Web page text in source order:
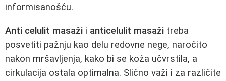
informisanošću.
Anti celulit masaži i anticelulit masaži treba
posvetiti pažnju kao delu redovne nege, naročito
nakon mršavljenja, kako bi se koža učvrstila, a
cirkulacija ostala optimalna. Slično važi i za različite